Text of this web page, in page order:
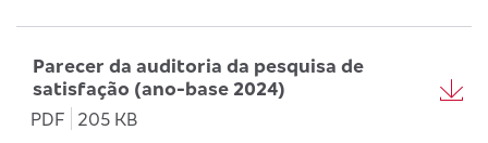
Parecer da auditoria da pesquisa de
satisfação (ano-base 2024)
PDF
205 KB